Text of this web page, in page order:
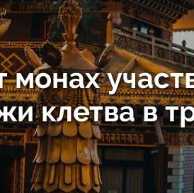
монах
клетва в